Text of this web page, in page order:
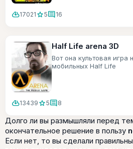
cloud_download17021 star5comment16
Half Life arena 3D
Вот она культовая игра
мобильных Half Life
cloud_download13439 star5comment8
Долго ли вы размышляли перед
окончательное решение в пользу
Если нет, то вы сделали